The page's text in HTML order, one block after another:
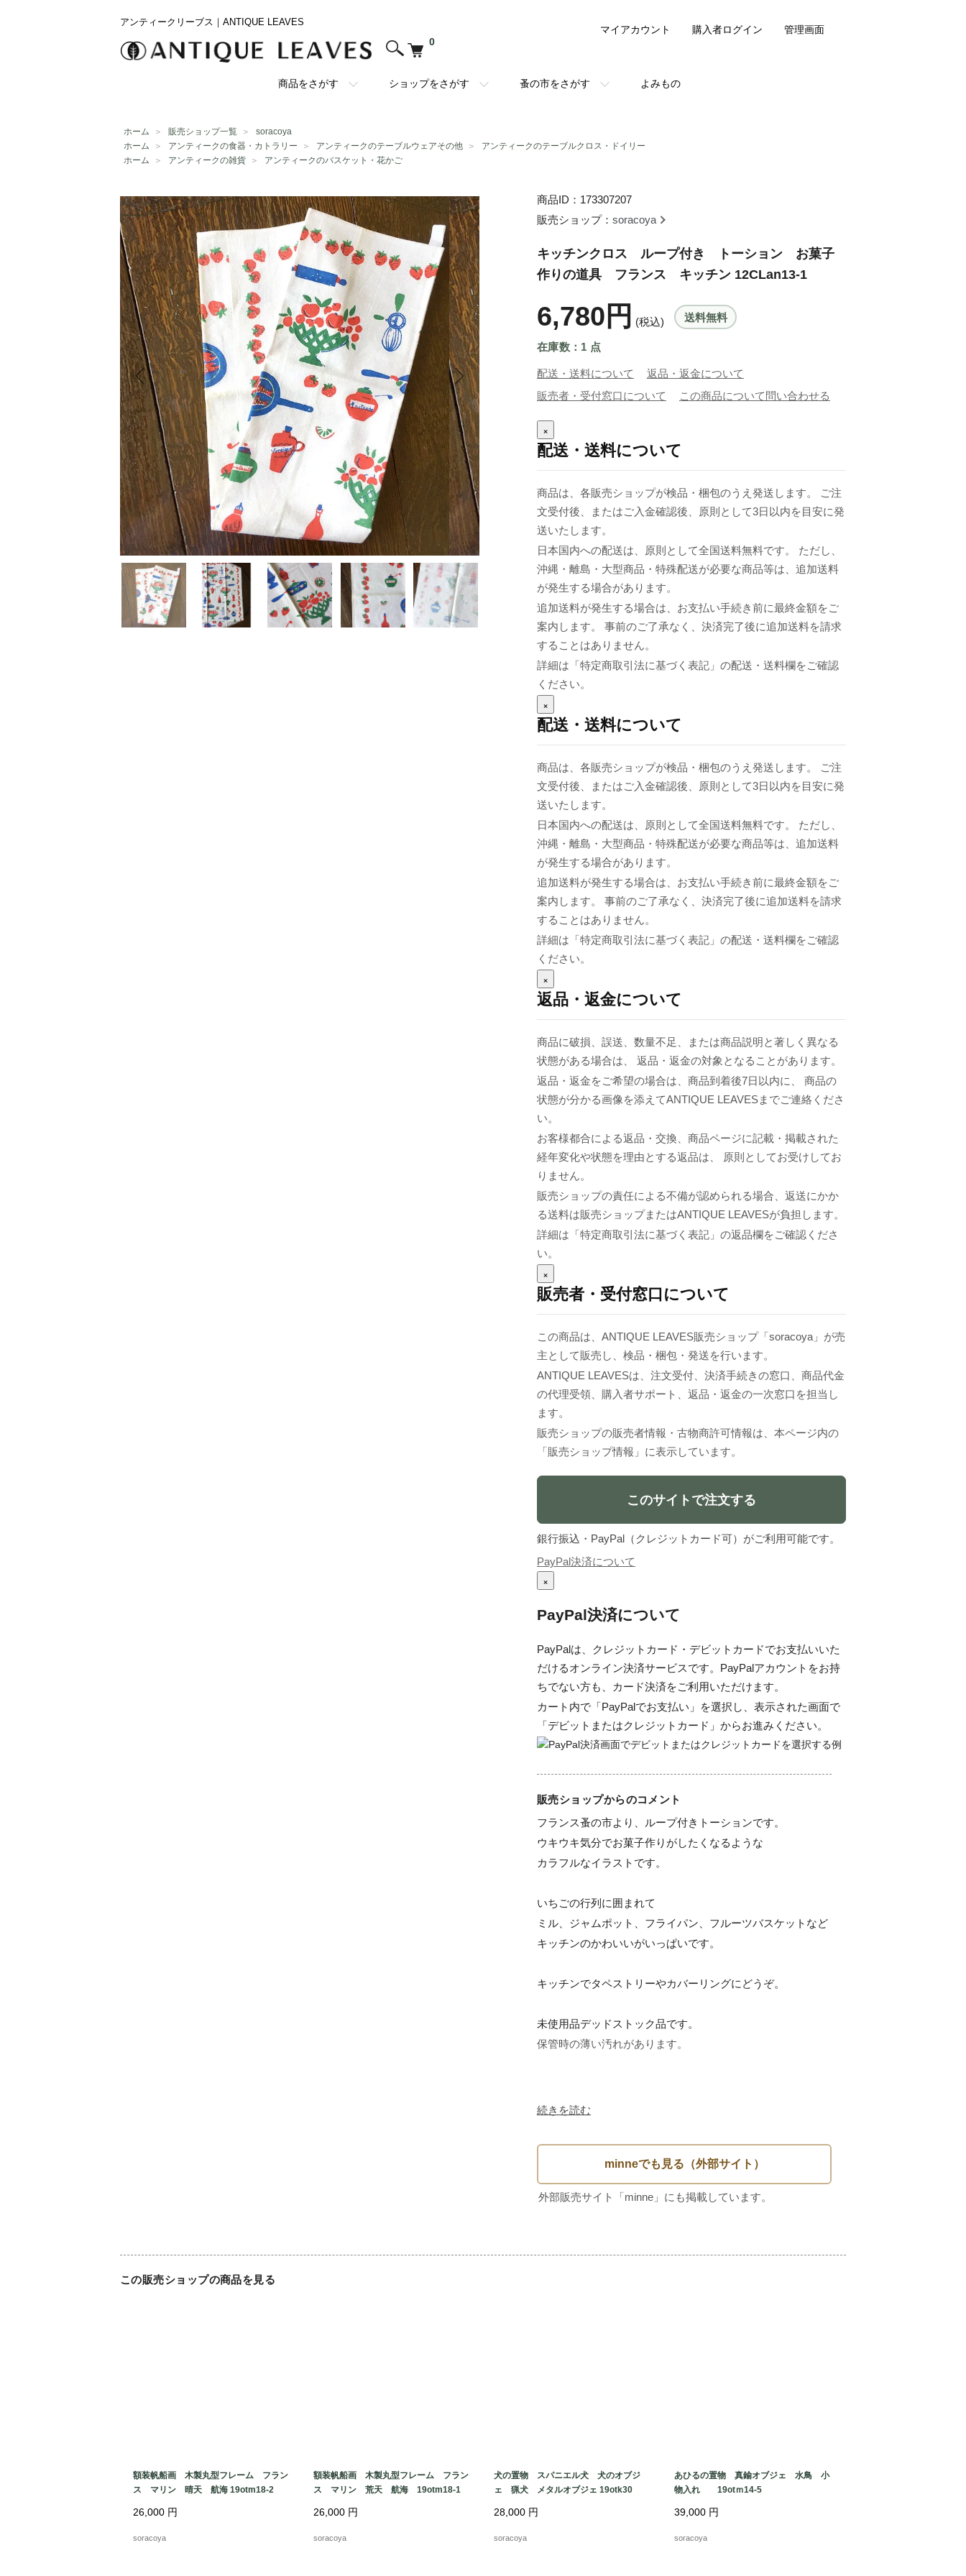
アンティークリーブス｜ANTIQUE LEAVES
0
商品をさがす ショップをさがす 蚤の市をさがす よみもの
マイアカウント 購入者ログイン 管理画面
ホーム ＞ 販売ショップ一覧 ＞
soracoya
ホーム
＞ アンティークの食器・カトラリー ＞ アンティークのテーブルウェアその他 ＞
アンティークのテーブルクロス・ドイリー
ホーム
＞ アンティークの雑貨 ＞ アンティークのバスケット・花かご
商品ID：173307207
販売ショップ： soracoya
キッチンクロス ループ付き トーション お菓子
作りの道具 フランス キッチン 12CLan13-1
6,780円 (税込) 送料無料
在庫数：1 点
配送・送料について
返品・返金について
販売者・受付窓口について
この商品について問い合わせる
×
配送・送料について
商品は、各販売ショップが検品・梱包のうえ発送します。 ご注
文受付後、またはご入金確認後、原則として3日以内を目安に発
送いたします。
日本国内への配送は、原則として全国送料無料です。 ただし、
沖縄・離島・大型商品・特殊配送が必要な商品等は、追加送料
が発生する場合があります。
追加送料が発生する場合は、お支払い手続き前に最終金額をご
案内します。 事前のご了承なく、決済完了後に追加送料を請求
することはありません。
詳細は「特定商取引法に基づく表記」の配送・送料欄をご確認
ください。
×
配送・送料について
商品は、各販売ショップが検品・梱包のうえ発送します。 ご注
文受付後、またはご入金確認後、原則として3日以内を目安に発
送いたします。
日本国内への配送は、原則として全国送料無料です。 ただし、
沖縄・離島・大型商品・特殊配送が必要な商品等は、追加送料
が発生する場合があります。
追加送料が発生する場合は、お支払い手続き前に最終金額をご
案内します。 事前のご了承なく、決済完了後に追加送料を請求
することはありません。
詳細は「特定商取引法に基づく表記」の配送・送料欄をご確認
ください。
×
返品・返金について
商品に破損、誤送、数量不足、または商品説明と著しく異なる
状態がある場合は、 返品・返金の対象となることがあります。
返品・返金をご希望の場合は、商品到着後7日以内に、 商品の
状態が分かる画像を添えてANTIQUE LEAVESまでご連絡くださ
い。
お客様都合による返品・交換、商品ページに記載・掲載された
経年変化や状態を理由とする返品は、 原則としてお受けしてお
りません。
販売ショップの責任による不備が認められる場合、返送にかか
る送料は販売ショップまたはANTIQUE LEAVESが負担します。
詳細は「特定商取引法に基づく表記」の返品欄をご確認くださ
い。
×
販売者・受付窓口について
この商品は、ANTIQUE LEAVES販売ショップ「soracoya」が売
主として販売し、検品・梱包・発送を行います。
ANTIQUE LEAVESは、注文受付、決済手続きの窓口、商品代金
の代理受領、購入者サポート、返品・返金の一次窓口を担当し
ます。
販売ショップの販売者情報・古物商許可情報は、本ページ内の
「販売ショップ情報」に表示しています。
このサイトで注文する
銀行振込・PayPal（クレジットカード可）がご利用可能です。
PayPal決済について
×
PayPal決済について
PayPalは、クレジットカード・デビットカードでお支払いいた
だけるオンライン決済サービスです。PayPalアカウントをお持
ちでない方も、カード決済をご利用いただけます。
カート内で「PayPalでお支払い」を選択し、表示された画面で
「デビットまたはクレジットカード」からお進みください。
販売ショップからのコメント
フランス蚤の市より、ループ付きトーションです。
ウキウキ気分でお菓子作りがしたくなるような
カラフルなイラストです。
いちごの行列に囲まれて
ミル、ジャムポット、フライパン、フルーツバスケットなど
キッチンのかわいいがいっぱいです。
キッチンでタペストリーやカバーリングにどうぞ。
未使用品デッドストック品です。
保管時の薄い汚れがあります。
■サイズ　480 × 770 mm
続きを読む
この販売ショップの商品を見る
額装帆船画 木製丸型フレーム フラン
ス マリン 晴天 航海 19otm18-2
26,000 円
soracoya
額装帆船画 木製丸型フレーム フラン
ス マリン 荒天 航海 19otm18-1
26,000 円
soracoya
犬の置物 スパニエル犬 犬のオブジ
ェ 猟犬 メタルオブジェ 19otk30
28,000 円
soracoya
あひるの置物 真鍮オブジェ 水鳥 小
物入れ 19otｍ14-5
39,000 円
soracoya